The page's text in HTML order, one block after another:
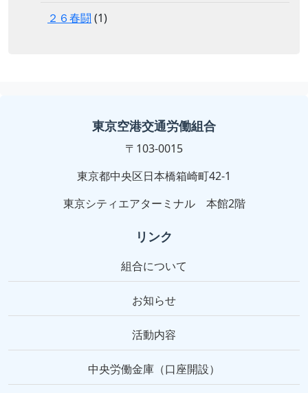
２６春闘 (1)
東京空港交通労働組合
〒103-0015
東京都中央区日本橋箱崎町42-1
東京シティエアターミナル 本館2階
リンク
組合について
お知らせ
活動内容
中央労働金庫（口座開設）